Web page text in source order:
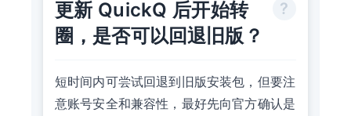
更新 QuickQ 后开始转
圈，是否可以回退旧版？
短时间内可尝试回退到旧版安装包，但要注
意账号安全和兼容性，最好先向官方确认是